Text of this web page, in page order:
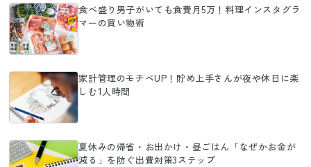
食べ盛り男子がいても食費月5万！料理インスタグラ
マーの買い物術
家計管理のモチベUP！貯め上手さんが夜や休日に楽
しむ1人時間
夏休みの帰省・お出かけ・昼ごはん「なぜかお金が
減る」を防ぐ出費対策3ステップ